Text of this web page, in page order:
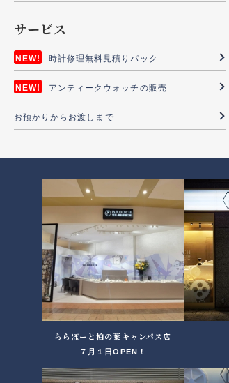
サービス
時計修理無料見積りパック
アンティークウォッチの販売
お預かりからお渡しまで
ららぽーと柏の葉キャンパス店
７月１日OPEN！